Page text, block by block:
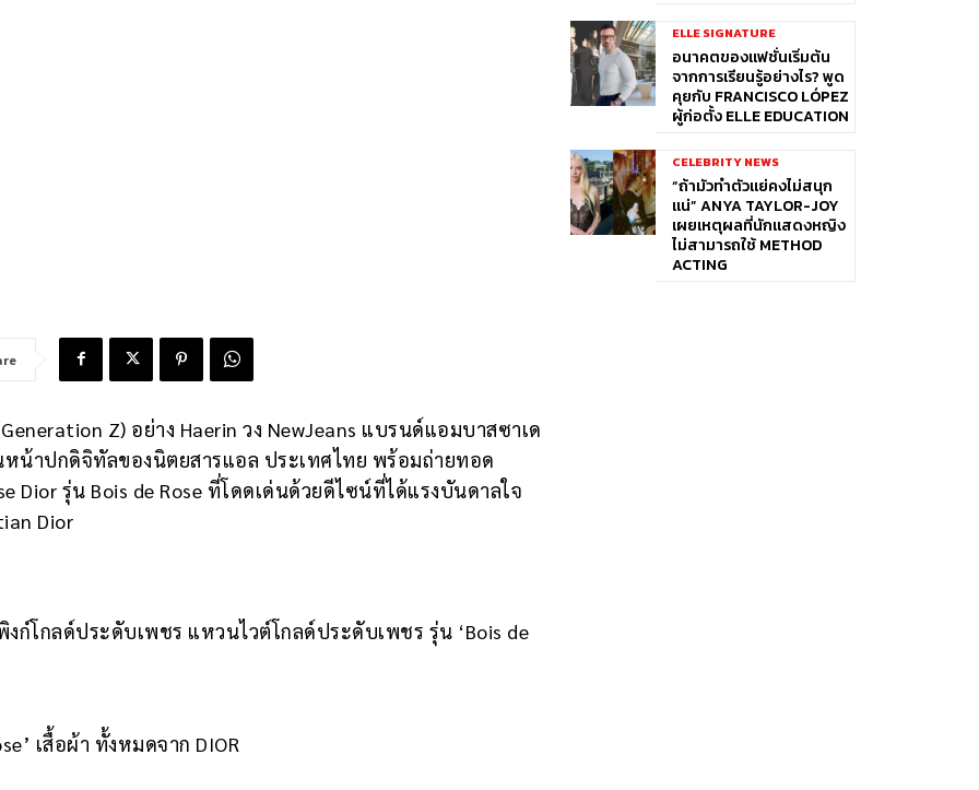
Z) อย่าง Haerin วง NewJeans แบรนด์แอมบาสซาเด
น้าปกดิจิทัลของนิตยสารแอล ประเทศไทย พร้อมถ่ายทอด
Dior รุ่น Bois de Rose ที่โดดเด่นด้วยดีไซน์ที่ได้แรงบันดาลใจ
Dior
ก์โกลด์ประดับเพชร แหวนไวต์โกลด์ประดับเพชร รุ่น ‘Bois de
เสื้อผ้า ทั้งหมดจาก DIOR
ELLE SIGNATURE
อนาคตของแฟชั่นเริ่มต้น
จากการเรียนรู้อย่างไร? พูด
คุยกับ FRANCISCO LÓPEZ
ผู้ก่อตั้ง ELLE EDUCATION
CELEBRITY NEWS
“ถ้ามัวทำตัวแย่คงไม่สนุก
แน่” ANYA TAYLOR-JOY
เผยเหตุผลที่นักแสดงหญิง
ไม่สามารถใช้ METHOD
ACTING